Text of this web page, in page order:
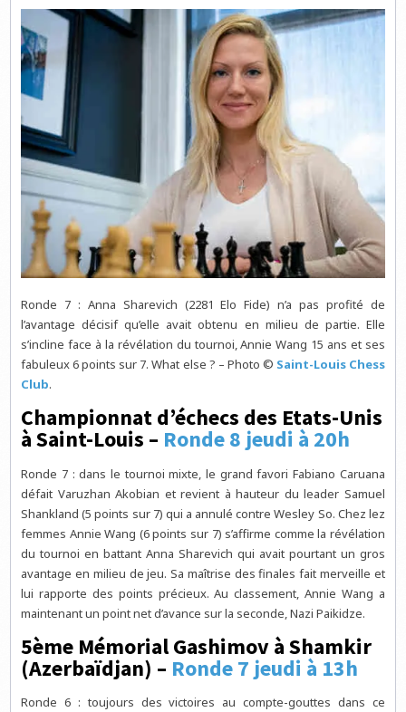
Ronde 7 : Anna Sharevich (2281 Elo Fide) n’a pas profité de
l’avantage décisif qu’elle avait obtenu en milieu de partie. Elle
s’incline face à la révélation du tournoi, Annie Wang 15 ans et ses
fabuleux 6 points sur 7. What else ? – Photo © Saint-Louis Chess
Club.
Championnat d’échecs des Etats-Unis
à Saint-Louis – Ronde 8 jeudi à 20h
Ronde 7 : dans le tournoi mixte, le grand favori Fabiano Caruana
défait Varuzhan Akobian et revient à hauteur du leader Samuel
Shankland (5 points sur 7) qui a annulé contre Wesley So. Chez lez
femmes Annie Wang (6 points sur 7) s’affirme comme la révélation
du tournoi en battant Anna Sharevich qui avait pourtant un gros
avantage en milieu de jeu. Sa maîtrise des finales fait merveille et
lui rapporte des points précieux. Au classement, Annie Wang a
maintenant un point net d’avance sur la seconde, Nazi Paikidze.
5ème Mémorial Gashimov à Shamkir
(Azerbaïdjan) – Ronde 7 jeudi à 13h
Ronde 6 : toujours des victoires au compte-gouttes dans ce